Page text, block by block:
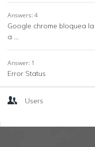
Answers: 4
Google chrome bloquea
a ...
Answer: 1
Error Status
Users